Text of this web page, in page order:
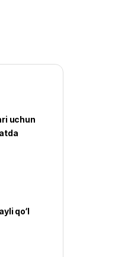
uchun
qo‘l